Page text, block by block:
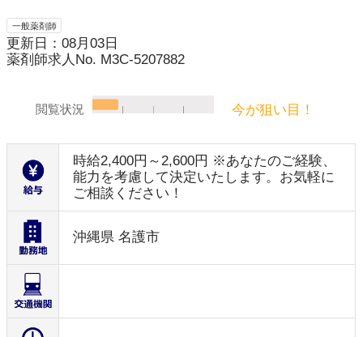
一般薬剤師
更新日：08月03日
薬剤師求人No. M3C-5207882
閲覧状況 今が狙い目！
時給2,400円～2,600円 ※あなたのご経験、
能力を考慮して決定いたします。お気軽に
ご相談ください！
沖縄県 名護市